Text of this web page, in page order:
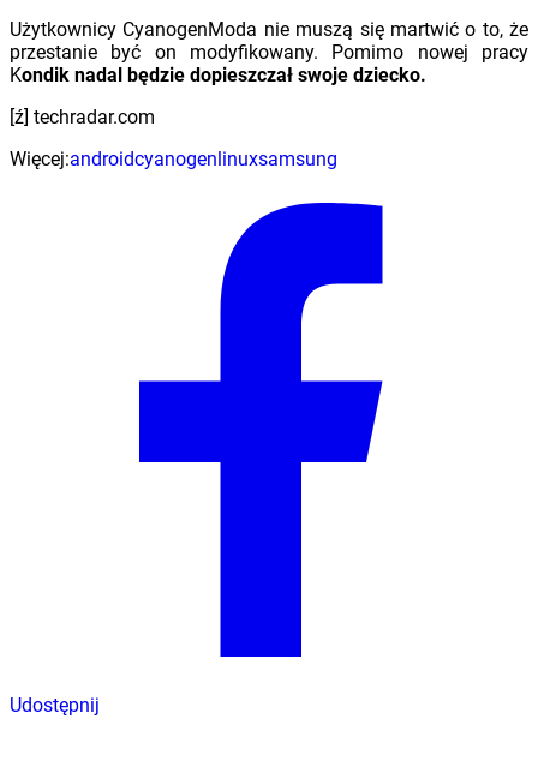
Użytkownicy CyanogenModa nie muszą się martwić o to, że
przestanie być on modyfikowany. Pomimo nowej pracy
Kondik nadal będzie dopieszczał swoje dziecko.
[ź] techradar.com
Więcej:androidcyanogenlinuxsamsung
Udostępnij